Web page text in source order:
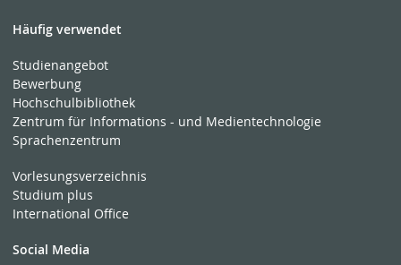
Häufig verwendet
Studienangebot
Bewerbung
Hochschulbibliothek
Zentrum für Informations - und Medientechnologie
Sprachenzentrum
Vorlesungsverzeichnis
Studium plus
International Office
Social Media